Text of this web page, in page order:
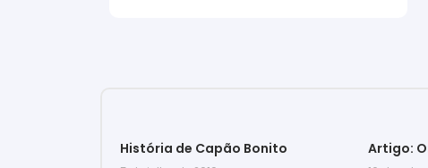
História de Capão Bonito Artigo: